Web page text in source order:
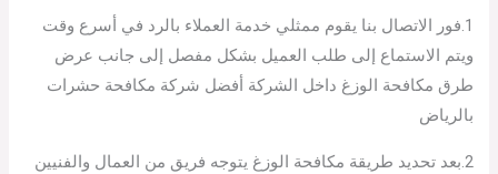
1.فور الاتصال بنا يقوم ممثلي خدمة العملاء بالرد في أسرع وقت
ويتم الاستماع إلى طلب العميل بشكل مفصل إلى جانب عرض
طرق مكافحة الوزغ داخل الشركة أفضل شركة مكافحة حشرات
بالرياض
2.بعد تحديد طريقة مكافحة الوزغ يتوجه فريق من العمال والفنيين